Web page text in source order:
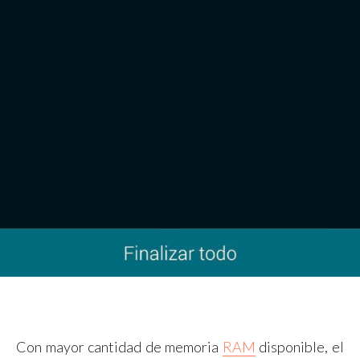
Con mayor cantidad de memoria RAM disponible, el